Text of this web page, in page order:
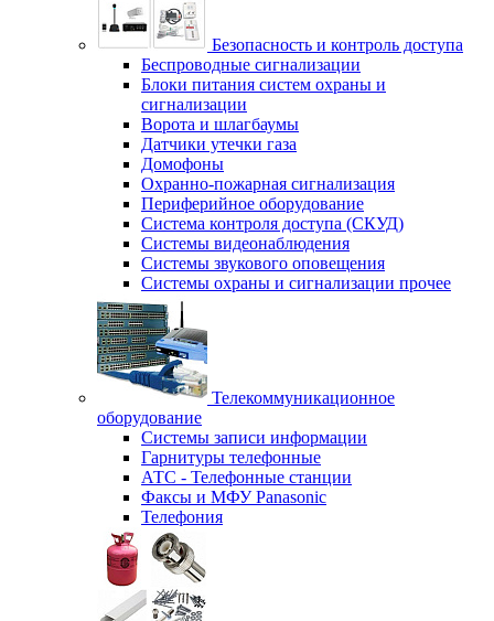
Безопасность и контроль доступа
Беспроводные сигнализации
Блоки питания систем охраны и
сигнализации
Ворота и шлагбаумы
Датчики утечки газа
Домофоны
Охранно-пожарная сигнализация
Периферийное оборудование
Система контроля доступа (СКУД)
Системы видеонаблюдения
Системы звукового оповещения
Системы охраны и сигнализации прочее
Телекоммуникационное
оборудование
Системы записи информации
Гарнитуры телефонные
АТС - Телефонные станции
Факсы и МФУ Panasonic
Телефония